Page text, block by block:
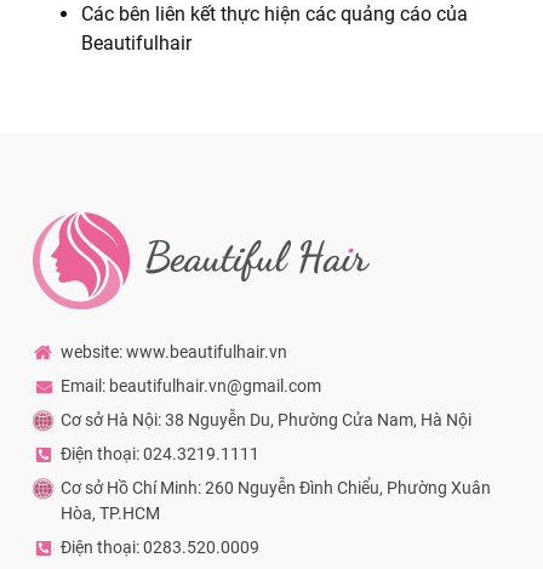
Các bên liên kết thực hiện các quảng cáo của
Beautifulhair
website: www.beautifulhair.vn
Email: beautifulhair.vn@gmail.com
Cơ sở Hà Nội:38 Nguyễn Du, Phường Cửa Nam, Hà Nội
Điện thoại: 024.3219.1111
Cơ sở Hồ Chí Minh:260 Nguyễn Đình Chiểu, Phường Xuân
Hòa, TP.HCM
Điện thoại: 0283.520.0009